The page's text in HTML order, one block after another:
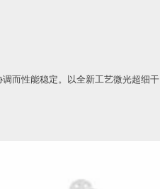
而性能稳定。以全新工艺微光超细干